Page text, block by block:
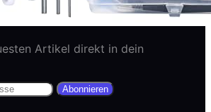
abonnieren
Artikel direkt in dein
Abonnieren